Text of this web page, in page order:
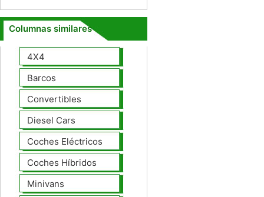
Columnas similares
4X4
Barcos
Convertibles
Diesel Cars
Coches Eléctricos
Coches Híbridos
Minivans